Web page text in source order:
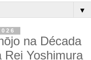
▼
na Década
Rei Yoshimura